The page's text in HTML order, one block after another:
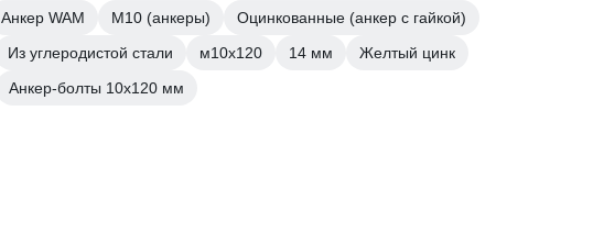
Анкер WAM М10 (анкеры)
Оцинкованные (анкер с гайкой)
Из углеродистой стали м10х120 14 мм
Желтый цинк
Анкер-болты 10х120 мм